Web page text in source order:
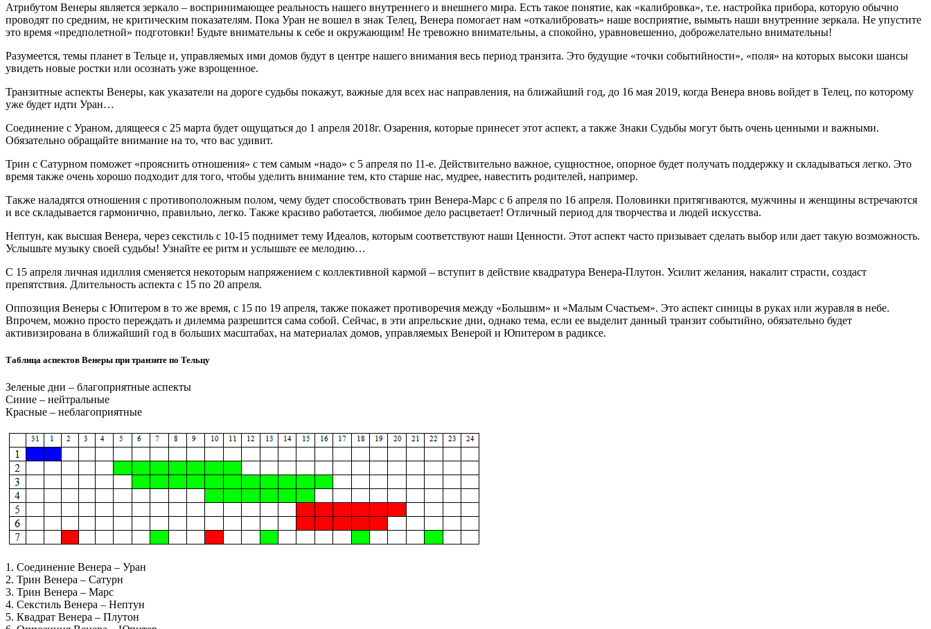
Атрибутом Венеры является зеркало – воспринимающее реальность нашего внутреннего и внешнего мира. Есть такое понятие, как «калибровка», т.е. настройка прибора, которую обычно
проводят по средним, не критическим показателям. Пока Уран не вошел в знак Телец, Венера помогает нам «откалибровать» наше восприятие, вымыть наши внутренние зеркала. Не упустите
это время «предполетной» подготовки! Будьте внимательны к себе и окружающим! Не тревожно внимательны, а спокойно, уравновешенно, доброжелательно внимательны!
Разумеется, темы планет в Тельце и, управляемых ими домов будут в центре нашего внимания весь период транзита. Это будущие «точки событийности», «поля» на которых высоки шансы
увидеть новые ростки или осознать уже взрощенное.
Транзитные аспекты Венеры, как указатели на дороге судьбы покажут, важные для всех нас направления, на ближайший год, до 16 мая 2019, когда Венера вновь войдет в Телец, по которому
уже будет идти Уран…
Соединение с Ураном, длящееся с 25 марта будет ощущаться до 1 апреля 2018г. Озарения, которые принесет этот аспект, а также Знаки Судьбы могут быть очень ценными и важными.
Обязательно обращайте внимание на то, что вас удивит.
Трин с Сатурном поможет «прояснить отношения» с тем самым «надо» с 5 апреля по 11-е. Действительно важное, сущностное, опорное будет получать поддержку и складываться легко. Это
время также очень хорошо подходит для того, чтобы уделить внимание тем, кто старше нас, мудрее, навестить родителей, например.
Также наладятся отношения с противоположным полом, чему будет способствовать трин Венера-Марс с 6 апреля по 16 апреля. Половинки притягиваются, мужчины и женщины встречаются
и все складывается гармонично, правильно, легко. Также красиво работается, любимое дело расцветает! Отличный период для творчества и людей искусства.
Нептун, как высшая Венера, через секстиль с 10-15 поднимет тему Идеалов, которым соответствуют наши Ценности. Этот аспект часто призывает сделать выбор или дает такую возможность.
Услышьте музыку своей судьбы! Узнайте ее ритм и услышьте ее мелодию…
С 15 апреля личная идиллия сменяется некоторым напряжением с коллективной кармой – вступит в действие квадратура Венера-Плутон. Усилит желания, накалит страсти, создаст
препятствия. Длительность аспекта с 15 по 20 апреля.
Оппозиция Венеры с Юпитером в то же время, с 15 по 19 апреля, также покажет противоречия между «Большим» и «Малым Счастьем». Это аспект синицы в руках или журавля в небе.
Впрочем, можно просто переждать и дилемма разрешится сама собой. Сейчас, в эти апрельские дни, однако тема, если ее выделит данный транзит событийно, обязательно будет
активизирована в ближайший год в больших масштабах, на материалах домов, управляемых Венерой и Юпитером в радиксе.
Таблица аспектов Венеры при транзите по Тельцу
Зеленые дни – благоприятные аспекты
Синие – нейтральные
Красные – неблагоприятные
1. Соединение Венера – Уран
2. Трин Венера – Сатурн
3. Трин Венера – Марс
4. Секстиль Венера – Нептун
5. Квадрат Венера – Плутон